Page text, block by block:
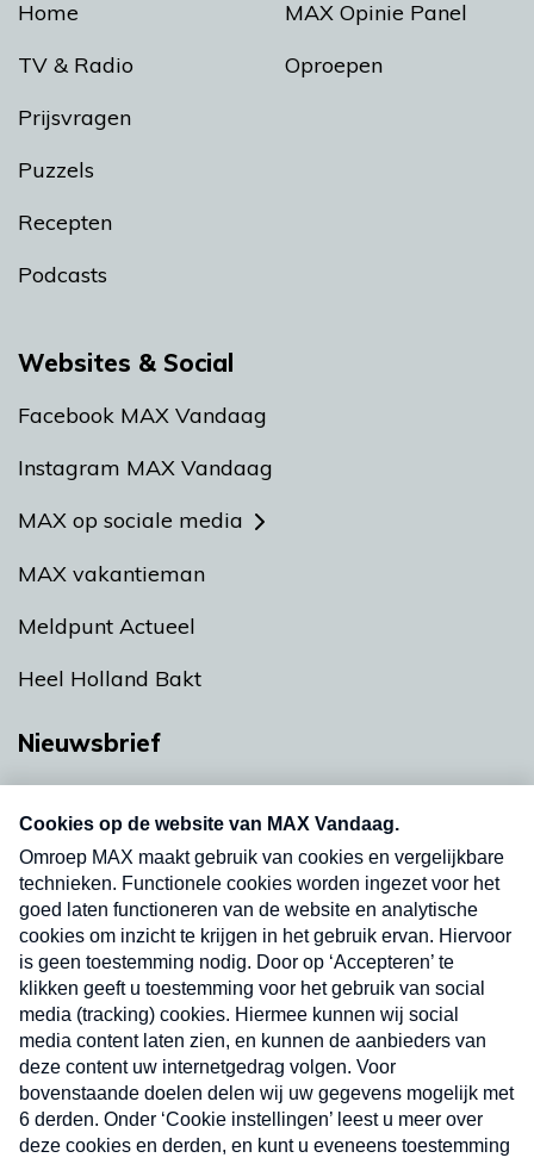
Home
TV & Radio
Prijsvragen
Puzzels
Recepten
Podcasts
MAX Opinie Panel
Oproepen
Websites & Social
Facebook MAX Vandaag
Instagram MAX Vandaag
MAX op sociale media
MAX vakantieman
Meldpunt Actueel
Heel Holland Bakt
Nieuwsbrief
nieuwsbrief. Elke vrijdag- en dinsdagochtend in
uw mailbox.
Verzend
Nieuwsbrief